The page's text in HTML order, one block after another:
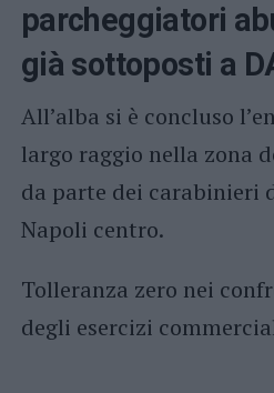
parcheggiatori
già sottoposti a
All’alba si è concluso
largo raggio nella zona
da parte dei carabinieri
Napoli centro.
Tolleranza zero nei
degli esercizi